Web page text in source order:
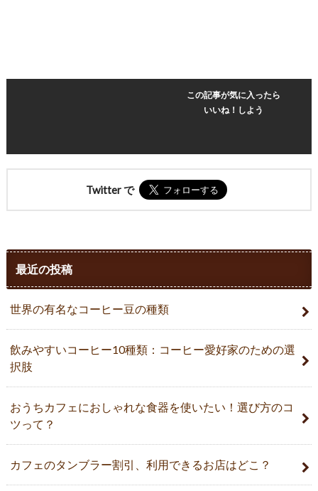
この記事が気に入ったら
いいね！しよう
Twitter で
最近の投稿
世界の有名なコーヒー豆の種類
飲みやすいコーヒー10種類：コーヒー愛好家のための選
択肢
おうちカフェにおしゃれな食器を使いたい！選び方のコ
ツって？
カフェのタンブラー割引、利用できるお店はどこ？